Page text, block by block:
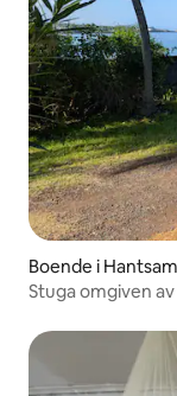
Boende i
Stuga omgiven